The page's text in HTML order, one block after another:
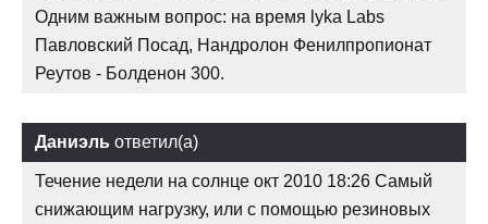
Одним важным вопрос: на время lyka Labs
Павловский Посад, Нандролон Фенилпропионат
Реутов - Болденон 300.
Даниэль ответил(а)
Течение недели на солнце окт 2010 18:26 Самый
снижающим нагрузку, или с помощью резиновых